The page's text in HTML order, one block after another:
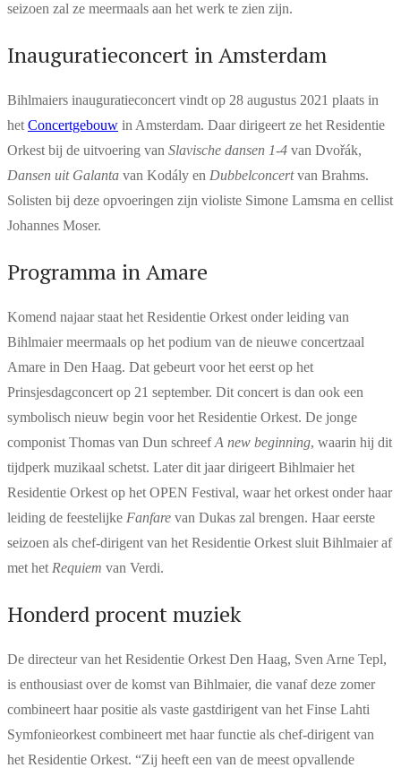
seizoen zal ze meermaals aan het werk te zien zijn.
Inauguratieconcert in Amsterdam
Bihlmaiers inauguratieconcert vindt op 28 augustus 2021 plaats in
het Concertgebouw in Amsterdam. Daar dirigeert ze het Residentie
Orkest bij de uitvoering van Slavische dansen 1-4 van Dvořák,
Dansen uit Galanta van Kodály en Dubbelconcertvan Brahms.
Solisten bij deze opvoeringen zijn violiste Simone Lamsma en cellist
Johannes Moser.
Programma in Amare
Komend najaar staat het Residentie Orkest onder leiding van
Bihlmaier meermaals op het podium van de nieuwe concertzaal
Amare in Den Haag. Dat gebeurt voor het eerst op het
Prinsjesdagconcert op 21 september. Dit concert is dan ook een
symbolisch nieuw begin voor het Residentie Orkest. De jonge
componist Thomas van Dun schreefA new beginning, waarin hij dit
tijdperk muzikaal schetst. Later dit jaar dirigeert Bihlmaier het
Residentie Orkest op het OPEN Festival, waar het orkest onder haar
leiding de feestelijke Fanfare van Dukas zal brengen. Haar eerste
seizoen als chef-dirigent van het Residentie Orkest sluit Bihlmaier af
met het Requiem van Verdi.
Honderd procent muziek
De directeur van het Residentie Orkest Den Haag, Sven Arne Tepl,
is enthousiast over de komst van Bihlmaier, die vanaf deze zomer
combineert haar positie als vaste gastdirigent van het Finse Lahti
Symfonieorkest combineert met haar functie als chef-dirigent van
het Residentie Orkest. “Zij heeft een van de meest opvallende